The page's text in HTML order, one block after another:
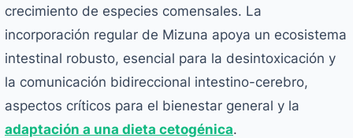
crecimiento de especies comensales. La
incorporación regular de Mizuna apoya un ecosistema
intestinal robusto, esencial para la desintoxicación y
la comunicación bidireccional intestino-cerebro,
aspectos críticos para el bienestar general y la
adaptación a una dieta cetogénica.